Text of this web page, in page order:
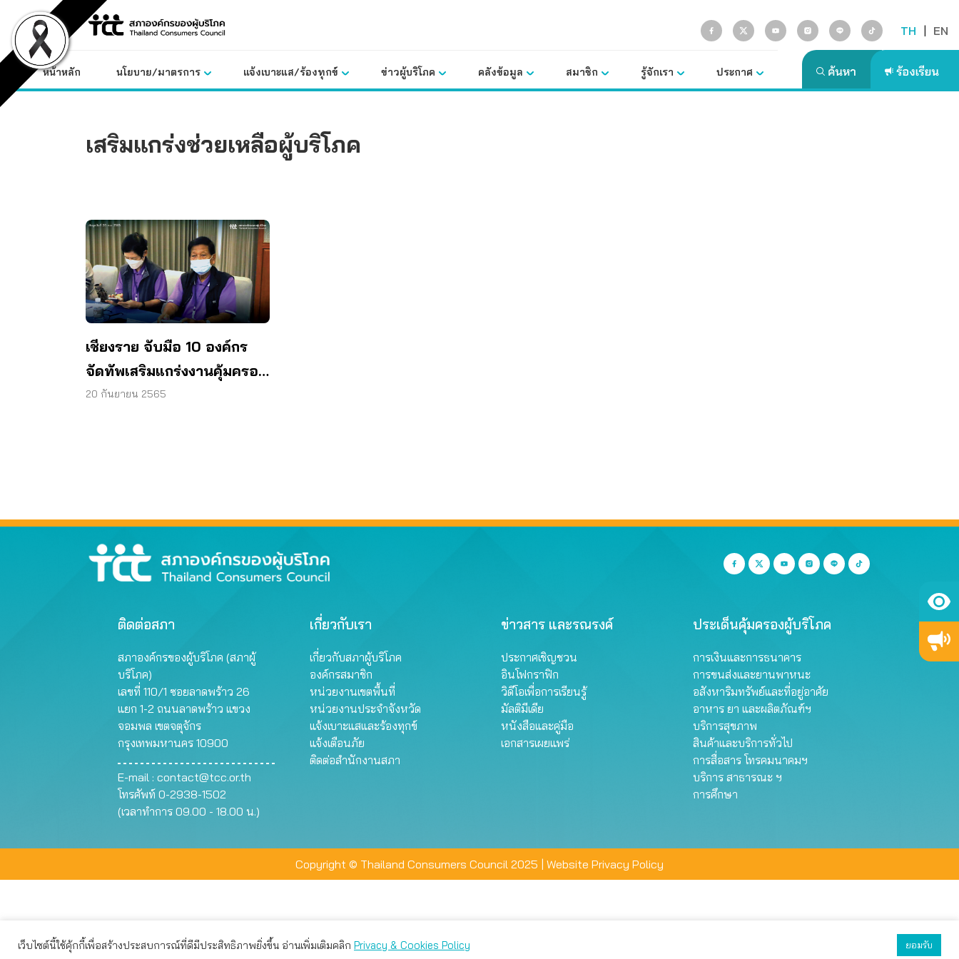
content
TH | EN
หน้าหลัก นโยบาย/มาตรการ แจ้งเบาะแส/ร้องทุกข์ ข่าวผู้บริโภค คลังข้อมูล สมาชิก รู้จักเรา ประกาศ
เสริมแกร่งช่วยเหลือผู้บริโภค
เชียงราย จับมือ 10 องค์กร
จัดทัพเสริมแกร่งงานคุ้มครอง
ผู้บริโภค
20 กันยายน 2565
ติดต่อสภา
สภาองค์กรของผู้บริโภค (สภาผู้
บริโภค)
เลขที่ 110/1 ซอยลาดพร้าว 26
แยก 1-2 ถนนลาดพร้าว แขวง
จอมพล เขตจตุจักร
กรุงเทพมหานคร 10900
E-mail : contact@tcc.or.th
โทรศัพท์ 0-2938-1502
(เวลาทำการ 09.00 - 18.00 น.)
เกี่ยวกับเรา
เกี่ยวกับสภาผู้บริโภค
องค์กรสมาชิก
หน่วยงานเขตพื้นที่
หน่วยงานประจำจังหวัด
แจ้งเบาะแสและร้องทุกข์
แจ้งเตือนภัย
ติดต่อสำนักงานสภา
ข่าวสาร และรณรงค์
ประกาศเชิญชวน
อินโฟกราฟิก
วิดีโอเพื่อการเรียนรู้
มัลติมีเดีย
หนังสือและคู่มือ
เอกสารเผยแพร่
ประเด็นคุ้มครองผู้บริโภค
การเงินและการธนาคาร
การขนส่งและยานพาหนะ
อสังหาริมทรัพย์และที่อยู่อาศัย
อาหาร ยา และผลิตภัณฑ์ฯ
บริการสุขภาพ
สินค้าและบริการทั่วไป
การสื่อสาร โทรคมนาคมฯ
บริการ สาธารณะ ฯ
การศึกษา
Copyright © Thailand Consumers Council 2025 | Website Privacy Policy
เว็บไซต์นี้ใช้คุ้กกี้เพื่อสร้างประสบการณ์ที่ดีมีประสิทธิภาพยิ่งขึ้น อ่านเพิ่มเติมคลิก Privacy & Cookies Policy ยอมรับ
เว็บไซต์นี้ใช้คุกกี้เพื่อมอบประสบการณ์การใช้งานที่ดีให้แก่ท่าน คุณสามารถเลือกตั้งค่าความเป็นส่วนตัวได้